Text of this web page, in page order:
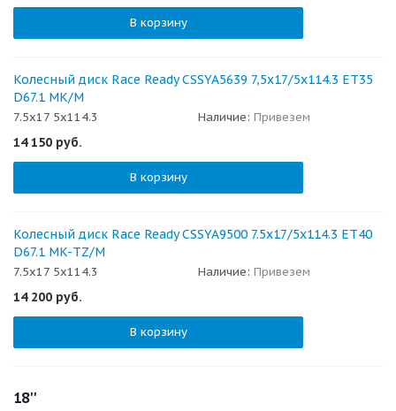
В корзину
Колесный диск Race Ready CSSYA5639 7,5x17/5x114.3 ET35
D67.1 MK/M
7.5x17 5x114.3 Наличие: Привезем
14 150 руб.
В корзину
Колесный диск Race Ready CSSYA9500 7.5x17/5x114.3 ET40
D67.1 MK-TZ/M
7.5x17 5x114.3 Наличие: Привезем
14 200 руб.
В корзину
18''